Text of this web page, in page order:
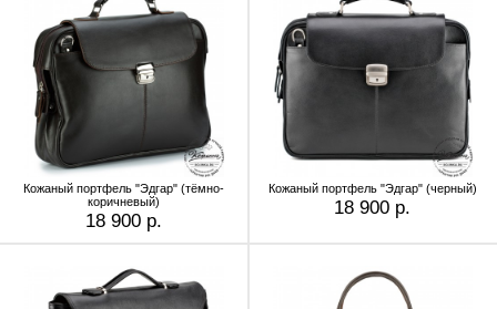
Кожаный портфель "Эдгар" (тёмно-
коричневый)
18 900 р.
Кожаный портфель "Эдгар" (черный)
18 900 р.